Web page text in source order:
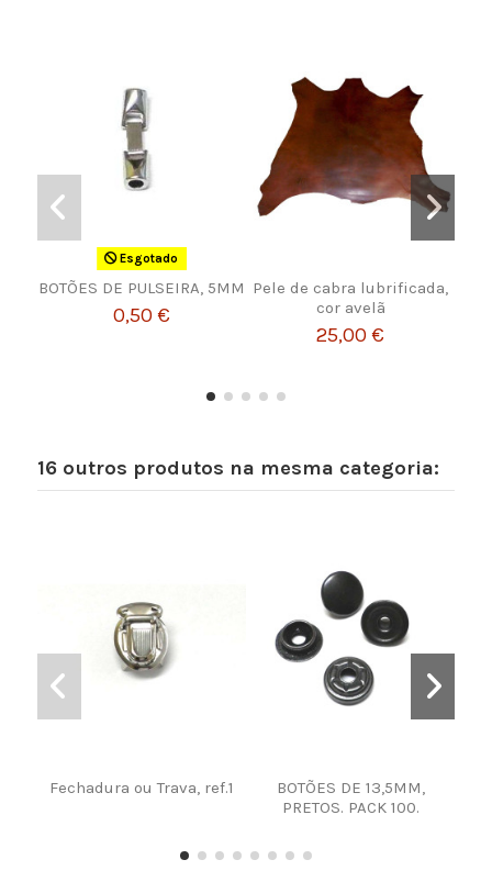
Esgotado
BOTÕES DE PULSEIRA, 5MM
0,50 €
Pele de cabra lubrificada,
cor avelã
25,00 €
16 outros produtos na mesma categoria:
Fechadura ou Trava, ref.1
BOTÕES DE 13,5MM,
PRETOS. PACK 100.